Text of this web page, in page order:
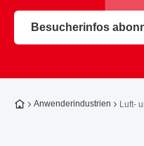
Besucherinfos
Zur Startseite
Anwenderindustrien Luft-